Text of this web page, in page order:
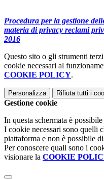
Procedura per la gestione
materia di privacy reclami
2016
Questo sito o gli strumenti
cookie necessari al
COOKIE POLICY.
Personalizza Rifiuta tutti i
Gestione cookie
In questa schermata è
I cookie necessari sono quelli
piattaforma e non è possibile
Per conoscere quali sono i
visionare la COOKIE